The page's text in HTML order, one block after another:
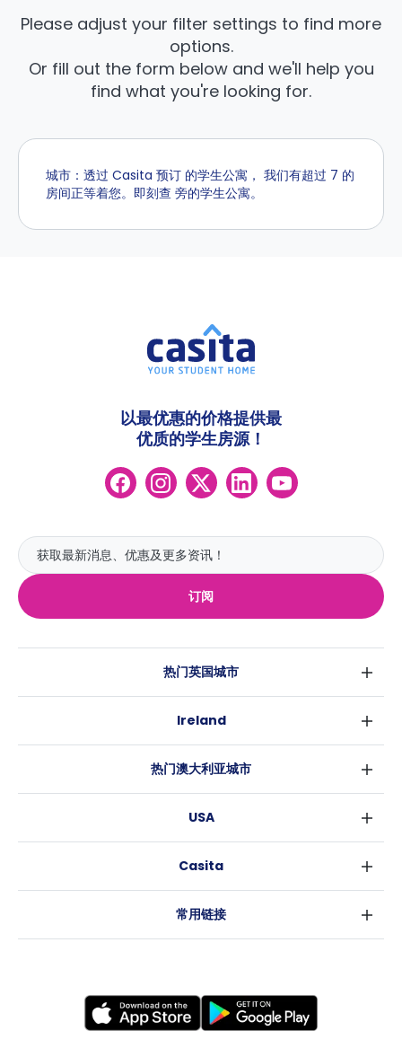
Please adjust your filter settings to find more
options.
Or fill out the form below and we'll help you
find what you're looking for.
城市：透过 Casita 预订 的学生公寓， 我们有超过 7 的
房间正等着您。即刻查 旁的学生公寓。
订阅
以最优惠的价格提供最
优质的学生房源！
热门英国城市
格拉斯哥
爱丁堡
利兹
布里斯托
卡迪夫
布拉德福德
纽卡斯尔
Ireland
都柏林
热门澳大利亚城市
布里斯班
阿德莱德
USA
洛杉矶
Casita
常用链接